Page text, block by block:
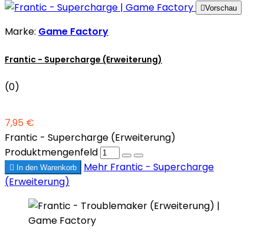
Vorschau
Marke: Game Factory
Frantic - Supercharge (Erweiterung)
(0)
7,95 €
Frantic - Supercharge (Erweiterung)
Produktmengenfeld
 In den Warenkorb Mehr Frantic - Supercharge
(Erweiterung)